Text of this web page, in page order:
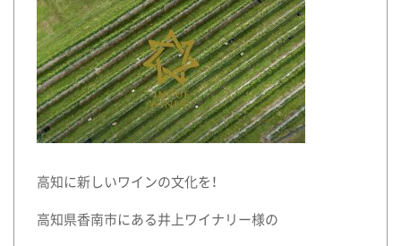
高知に新しいワインの文化を！
高知県香南市にある井上ワイナリー様の